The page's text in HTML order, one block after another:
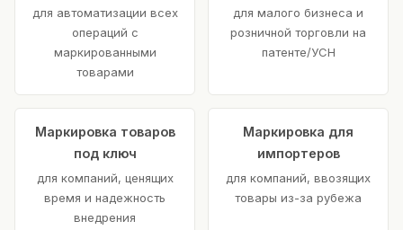
для автоматизации всех
операций с
маркированными
товарами
для малого бизнеса и
розничной торговли на
патенте/УСН
Маркировка товаров
под ключ
для компаний, ценящих
время и надежность
внедрения
Маркировка для
импортеров
для компаний, ввозящих
товары из-за рубежа